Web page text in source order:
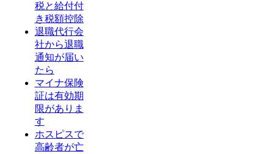
税と給付付
き税額控除
退職代行会
社から退職
通知が届い
たら
マイナ保険
証は有効期
限がありま
す
ホスピスで
高齢者が亡